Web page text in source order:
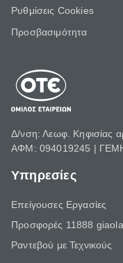
Ρυθμίσεις Cookies
Προσβασιμότητα
Δ/νση: Λεωφ. Κηφισίας
ΑΦΜ: 094019245 |
Υπηρεσίες
Επείγουσες Εργασίες
Προσφορές 11888 giaola
Ραντεβού με Τεχνικούς